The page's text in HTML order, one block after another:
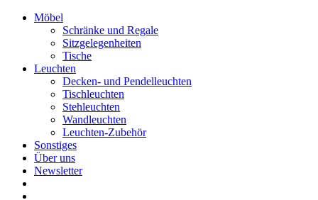
Möbel
Schränke und Regale
Sitzgelegenheiten
Tische
Leuchten
Decken- und Pendelleuchten
Tischleuchten
Stehleuchten
Wandleuchten
Leuchten-Zubehör
Sonstiges
Über uns
Newsletter